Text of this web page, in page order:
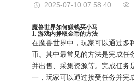
2025-07-10 07:58:40
魔兽世界如何赚钱买小马
1. 游戏内挣取金币的方法
在魔兽世界中，玩家可以通过多
币。其中最常见的方法是完成任
并出售、采集资源等。完成任务
一，玩家可以通过接受任务并完